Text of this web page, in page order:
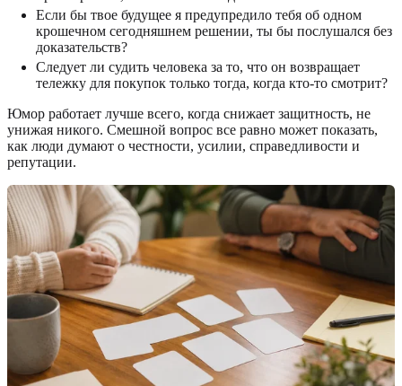
Если бы твое будущее я предупредило тебя об одном
крошечном сегодняшнем решении, ты бы послушался без
доказательств?
Следует ли судить человека за то, что он возвращает
тележку для покупок только тогда, когда кто-то смотрит?
Юмор работает лучше всего, когда снижает защитность, не
унижая никого. Смешной вопрос все равно может показать,
как люди думают о честности, усилии, справедливости и
репутации.